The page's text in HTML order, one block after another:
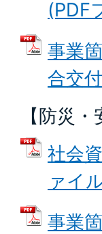
(PDF
事業
合交
【防災・
社会
ァイ
事業